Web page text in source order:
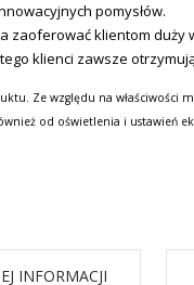
pomysłów.
zaoferować klientom
klienci zawsze
Ze względu na
od oświetlenia i ustawień
INFORMACJI